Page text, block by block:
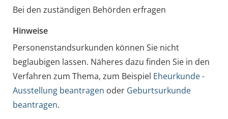
Bei den zuständigen Behörden erfragen
Hinweise
Personenstandsurkunden können Sie nicht
beglaubigen lassen. Näheres dazu finden Sie in den
Verfahren zum Thema, zum Beispiel Eheurkunde -
Ausstellung beantragen oder Geburtsurkunde
beantragen.